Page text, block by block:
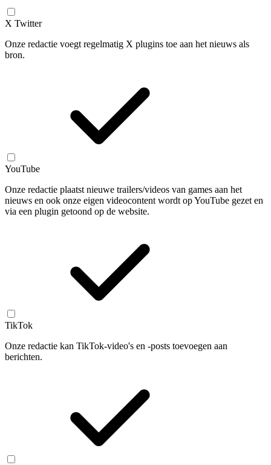
X Twitter
Onze redactie voegt regelmatig X plugins toe aan het nieuws als
bron.
YouTube
Onze redactie plaatst nieuwe trailers/videos van games aan het
nieuws en ook onze eigen videocontent wordt op YouTube gezet en
via een plugin getoond op de website.
TikTok
Onze redactie kan TikTok-video's en -posts toevoegen aan
berichten.